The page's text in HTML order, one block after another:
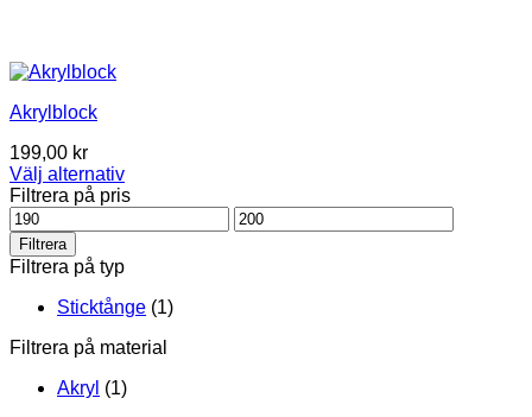
Akrylblock
199,00 kr
Välj alternativ
This
product
has
multiple
variants.
The
options
may
chosen
Filtrera på pris
Pris
från
Pris
till
Filtrera
Filtrera på typ
Sticktånge (1)
Filtrera på material
Akryl (1)